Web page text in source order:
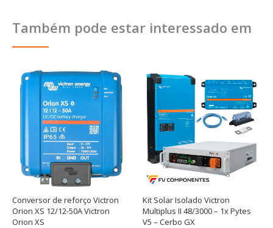
Também pode estar interessado em
Conversor de reforço Victron
Orion XS 12/12-50A Victron
Orion XS
Kit Solar Isolado Victron
Multiplus II 48/3000 – 1x Pytes
V5 – Cerbo GX